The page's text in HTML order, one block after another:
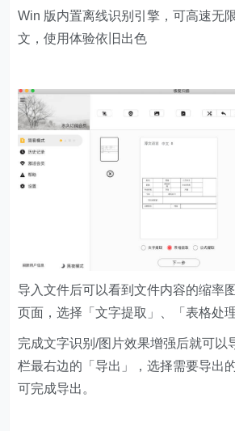
Win 版内置离线识别引擎，可高速无
文，使用体验依旧出色
导入文件后可以看到文件内容的缩率
页面，选择「文字提取」、「表格处
完成文字识别/图片效果增强后就可以
栏最右边的「导出」，选择需要导出
可完成导出。